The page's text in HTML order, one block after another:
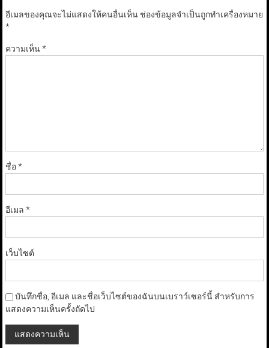
อีเมลของคุณจะไม่แสดงให้คนอื่นเห็น ช่องข้อมูลจำเป็นถูกทำเครื่องหมาย
*
ความเห็น*
ชื่อ*
อีเมล *
เว็บไซต์
บันทึกชื่อ, อีเมล และชื่อเว็บไซต์ของฉันบนเบราว์เซอร์นี้ สำหรับการ
แสดงความเห็นครั้งถัดไป